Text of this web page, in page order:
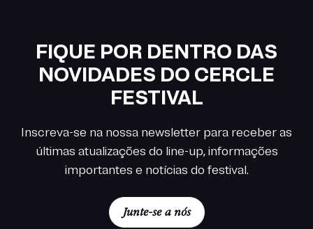
FIQUE POR DENTRO DAS
NOVIDADES DO CERCLE
FESTIVAL
Inscreva-se na nossa newsletter para receber as
últimas atualizações do line-up, informações
importantes e notícias do festival.
Junte-se a nós